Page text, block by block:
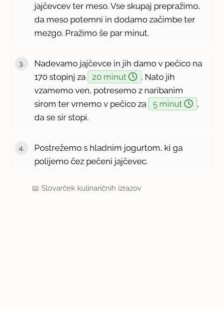
jajčevcev ter meso. Vse skupaj prepražimo,
da meso potemni in dodamo začimbe ter
mezgo. Pražimo še par minut.
Nadevamo jajčevce in jih damo v pečico na
170 stopinj za
20 minut
. Nato jih
vzamemo ven, potresemo z naribanim
sirom ter vrnemo v pečico za
5 minut
,
da se sir stopi.
Postrežemo s hladnim jogurtom, ki ga
polijemo čez pečeni jajčevec.
📖Slovarček kulinaričnih izrazov